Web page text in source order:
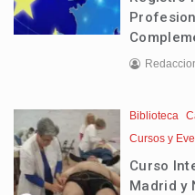
Biblioteca
Cursos y
Curso
Madrid y